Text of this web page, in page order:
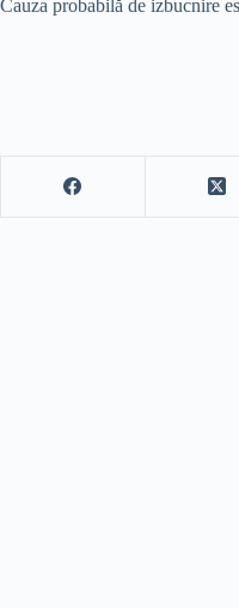
Cauza probabilă de izbucnire